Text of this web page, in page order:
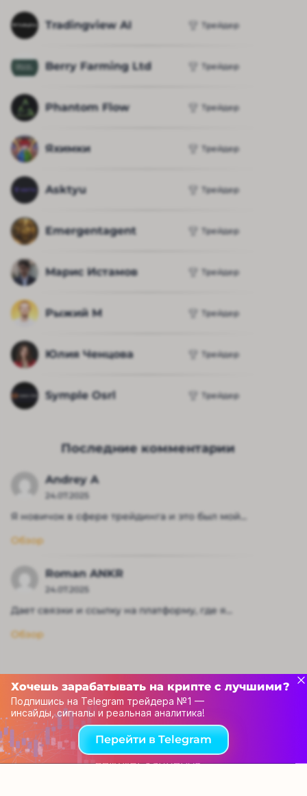
Tradingview AI Трейдер
Berry Farming Ltd Трейдер
Phantom Flow Трейдер
Яхимки Трейдер
Asktyu Трейдер
Emergentagent Трейдер
Марис Истамов Трейдер
Рыжий М Трейдер
Юлия Ченцова Трейдер
Symple Osrl Трейдер
Последние комментарии
Andrey A
24.07.2025
Я новичок в сфере трейдинга и это был мой...
Обзор
Roman ANKR
24.07.2025
Дает связки и ссылку на платформу, где я...
Обзор
Рейтинг капперов
Хочешь зарабатывать на крипте с лучшими?
Подпишись на Telegram трейдера №1 —
инсайды, сигналы и реальная аналитика!
Перейти в Telegram